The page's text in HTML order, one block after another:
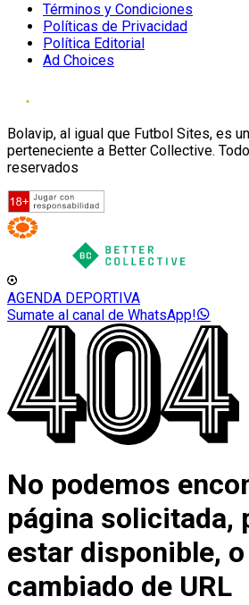
Términos y Condiciones
Políticas de Privacidad
Política Editorial
Ad Choices
Bolavip, al igual que Futbol Sites, es
perteneciente a Better Collective.
reservados
AGENDA DEPORTIVA
Sumate al canal de WhatsApp!
No podemos
página solicitada,
estar disponible,
cambiado de URL